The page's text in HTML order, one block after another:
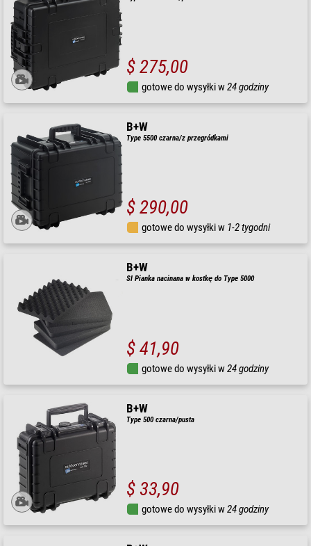
$ 275,00
gotowe do wysyłki w24 godziny
B+W
Type 5500 czarna/z przegródkami
$ 290,00
gotowe do wysyłki w 1-2 tygodni
B+W
SI Pianka nacinana w kostkę do Type 5000
$ 41,90
gotowe do wysyłki w24 godziny
B+W
Type 500 czarna/pusta
$ 33,90
gotowe do wysyłki w24 godziny